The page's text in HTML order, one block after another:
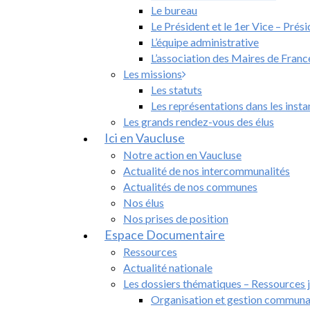
Le bureau
Le Président et le 1er Vice –
L’équipe administrative
L’association des Maires de
Les missions
Les statuts
Les représentations dans les
Les grands rendez-vous des élus
Ici en Vaucluse
Notre action en Vaucluse
Actualité de nos intercommunalités
Actualités de nos communes
Nos élus
Nos prises de position
Espace Documentaire
Ressources
Actualité nationale
Les dossiers thématiques – Ressources
Organisation et gestion